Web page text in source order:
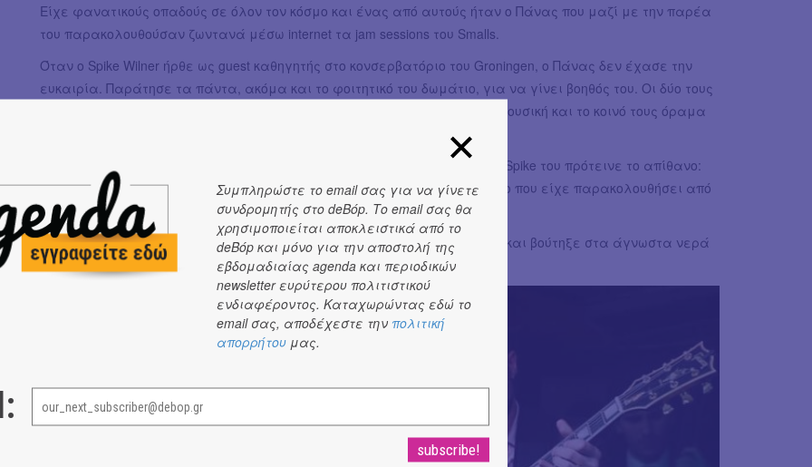
Είχε φανατικούς οπαδούς σε όλον τον κόσμο και ένας από αυτούς ήταν ο Πάνας που μαζί με την παρέα
του παρακολουθούσαν ζωντανά μέσω internet τα jam sessions του Smalls.
Όταν ο Spike Wilner ήρθε ως guest καθηγητής στο κονσερβατόριο του Groningen, ο Πάνας δεν έχασε την
ευκαιρία. Παράτησε τα πάντα, ακόμα και το φοιτητικό του δωμάτιο, για να γίνει βοηθός του. Οι δύο τους
έκαναν αμέσως «κλικ», παρά τις διαφορετικές διαδρομές τους, ενώ η μουσική και το κοινό τους όραμα
Σε ένα σημείο που ο Πάνας ένιωθε τα πρώτα σημάδια σταθερότητας, ο Spike του πρότεινε το απίθανο:
να μετακομίσει στη Νέα Υόρκη και να παίξει στο ίδιο το Smalls. Το όνειρο που είχε παρακολουθήσει από
μακριά επί χρόνια γινόταν τώρα πραγματικότητα.
Με την πολύτιμη βοήθεια της μητέρας του, ταξίδεψε με μόλις 700 ευρώ και βούτηξε στα άγνωστα νερά
της Νέας Υόρκης. Τα υπόλοιπα είναι η ιστορία που διαβάζετε…
Συμπληρώστε το email σας για να γίνετε
συνδρομητής στο deBόp. Το email σας θα
χρησιμοποιείται αποκλειστικά από το
deBόp και μόνο για την αποστολή της
εβδομαδιαίας agenda και περιοδικών
newsletter ευρύτερου πολιτιστικού
ενδιαφέροντος. Καταχωρώντας εδώ το
email σας, αποδέχεστε την πολιτική
απορρήτου μας.